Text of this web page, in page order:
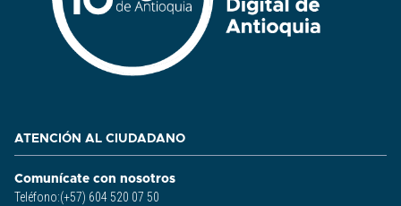
ATENCIÓN AL CIUDADANO
Comunícate con nosotros
Teléfono:(+57) 604 520 07 50